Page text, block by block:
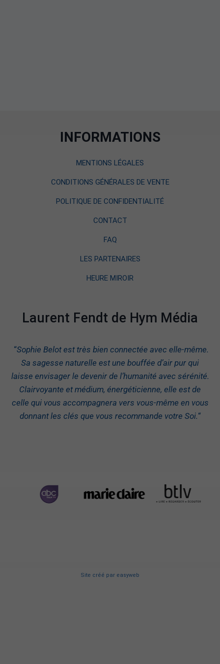
INFORMATIONS
MENTIONS LÉGALES
CONDITIONS GÉNÉRALES DE VENTE
POLITIQUE DE CONFIDENTIALITÉ
CONTACT
FAQ
LES PARTENAIRES
HEURE MIROIR
Laurent Fendt de Hym Média
“Sophie Belot est très bien connectée avec elle-même.
Sa sagesse naturelle est une bouffée d’air pur qui
laisse envisager le devenir de l’humanité avec sérénité.
Clairvoyante et médium, énergéticienne, elle est de
celle qui vous accompagnera vers vous-même en vous
donnant les clés que vous recommande votre Soi.“
Site créé par easyweb